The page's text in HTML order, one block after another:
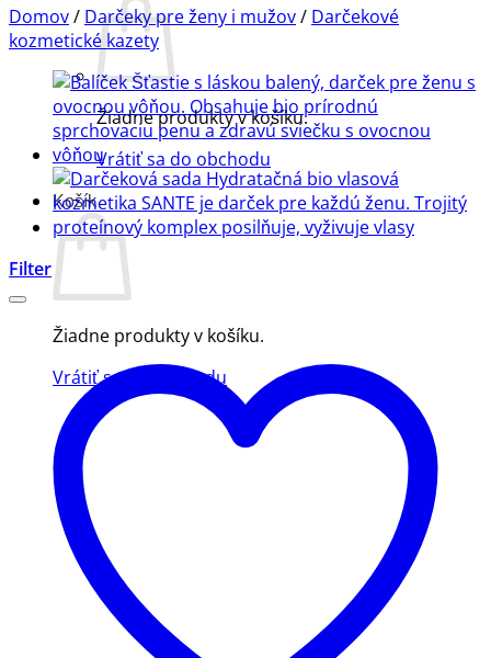
Žiadne produkty v košíku.
Vrátiť sa do obchodu
Košík
Žiadne produkty v košíku.
Vrátiť sa do obchodu
Domov/ Darčeky pre ženy i mužov/ Darčekové
kozmetické kazety
Filter